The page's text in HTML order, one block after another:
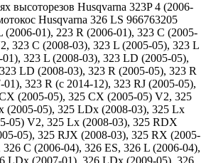
высоторезов Husqvarna 323P 4 (2006-
Husqvarna 326 LS 966763205
(2006-01), 223 R (2006-01), 323 C (2005-
323 C (2008-03), 323 L (2005-05), 323 L
323 L (2008-03), 323 LD (2005-05),
LD (2008-03), 323 R (2005-05), 323 R
323 R (c 2014-12), 323 RJ (2005-05),
(2005-05), 325 CX (2005-05) V2, 325
(2005-05), 325 LDx (2008-03), 325 Lx
05) V2, 325 Lx (2008-03), 325 RDX
05), 325 RJX (2008-03), 325 RX (2005-
C (2006-04), 326 ES, 326 L (2006-04),
LDx (2007-01), 326 LDx (2009-05), 326